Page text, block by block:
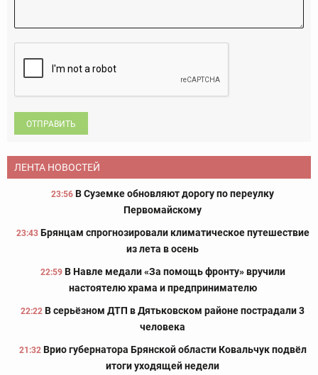
ОТПРАВИТЬ
ЛЕНТА НОВОСТЕЙ
23:56 В Суземке обновляют дорогу по переулку
Первомайскому
23:43 Брянцам спрогнозировали климатическое путешествие
из лета в осень
22:59 В Навле медали «За помощь фронту» вручили
настоятелю храма и предпринимателю
22:22 В серьёзном ДТП в Дятьковском районе пострадали 3
человека
21:32 Врио губернатора Брянской области Ковальчук подвёл
итоги уходящей недели